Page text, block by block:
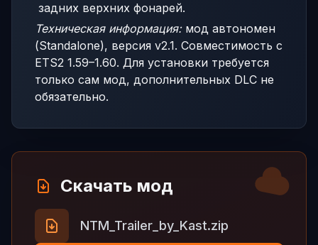
задних верхних фонарей.
Техническая информация:мод автономен
(Standalone), версия v2.1. Совместимость с
ETS2 1.59–1.60. Для установки требуется
только сам мод, дополнительных DLC не
обязательно.
Скачать мод
NTM_Trailer_by_Kast.zip